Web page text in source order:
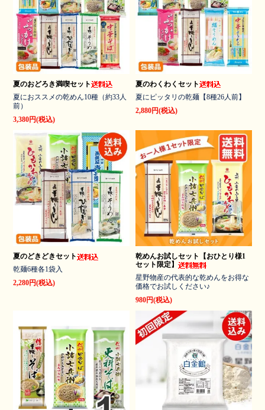
夏のおどろき満喫セット
夏におススメの乾めん10種（約33人
前）
3,380円(税込)
夏のわくわくセット
夏にピッタリの乾麺【8種26人前】
2,880円(税込)
夏のどきどきセット
乾麺6種各1袋入
2,280円(税込)
乾めんお試しセット【おひとり様1
セット限定】
星野物産の代表的な乾めんをお得な
価格でお試しください♪
980円(税込)